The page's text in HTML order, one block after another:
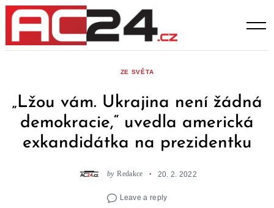
Skip
content
ZE SVĚTA
„Lžou vám. Ukrajina není žádná
demokracie,“ uvedla americká
exkandidátka na prezidentku
by Redakce 20. 2. 2022
Leave a reply